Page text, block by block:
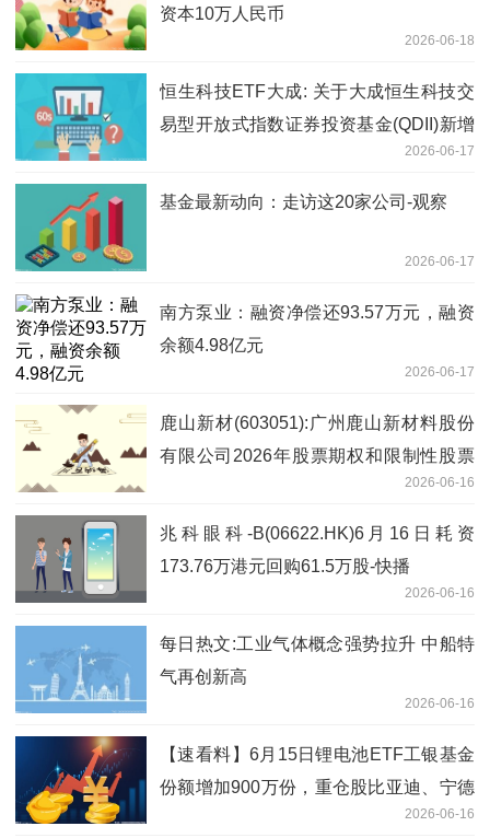
资本10万人民币
2026-06-18
恒生科技ETF大成: 关于大成恒生科技交
易型开放式指数证券投资基金(QDII)新增
2026-06-17
基金最新动向：走访这20家公司-观察
2026-06-17
南方泵业：融资净偿还93.57万元，融资
余额4.98亿元
2026-06-17
鹿山新材(603051):广州鹿山新材料股份
有限公司2026年股票期权和限制性股票
激励计划首次授予激励对象名单 每日速
递
2026-06-16
兆科眼科-B(06622.HK)6月16日耗资
173.76万港元回购61.5万股-快播
2026-06-16
每日热文:工业气体概念强势拉升 中船特
气再创新高
2026-06-16
【速看料】6月15日锂电池ETF工银基金
份额增加900万份，重仓股比亚迪、宁德
2026-06-16